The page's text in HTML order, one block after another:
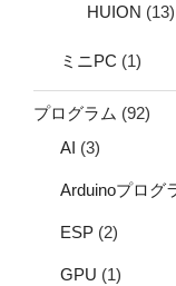
HUION (13)
ミニPC (1)
プログラム (92)
AI (3)
Arduinoプログ
ESP (2)
GPU (1)